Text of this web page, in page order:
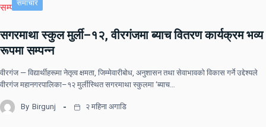
समाचार
सगरमाथा स्कुल मुर्ली–१२, वीरगंजमा ब्याच वितरण कार्यक्रम भव्य
रूपमा सम्पन्न
वीरगंज — विद्यार्थीहरूमा नेतृत्व क्षमता, जिम्मेवारीबोध, अनुशासन तथा सेवाभावको विकास गर्ने उद्देश्यले
वीरगंज महानगरपालिका–१२ मुर्लीस्थित सगरमाथा स्कुलमा ‘ब्याच…
By Birgunj २ महिना अगाडि